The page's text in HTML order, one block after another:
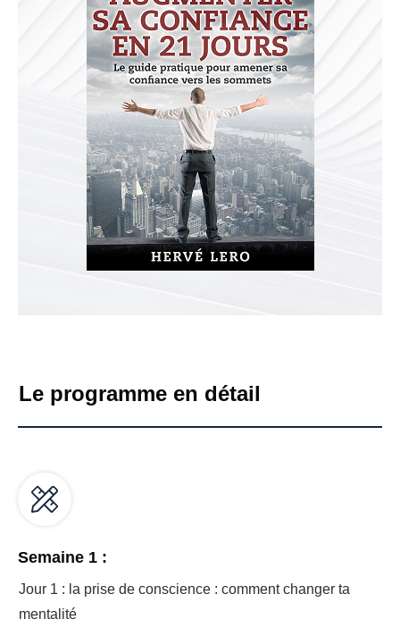
Le programme en détail
Semaine 1 :
Jour 1 : la prise de conscience : comment changer ta
mentalité